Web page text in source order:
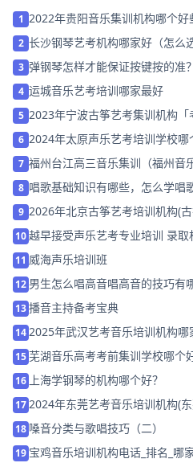
1 2022年贵阳音乐集训机构哪个好
2 长沙钢琴艺考机构哪家好（怎么
3 弹钢琴怎样才能保证按键按的准？
4 运城音乐艺考培训哪家最好
5 2023年宁波古筝艺考集训机构「
6 2024年太原声乐艺考培训学校哪
7 福州台江高三音乐集训（福州音
8 唱歌基础知识有哪些，怎么学唱
9 2026年北京古筝艺考培训机构(
10越早接受声乐艺考专业培训 录取
11 威海声乐培训班
12 男生怎么唱高音唱高音的技巧有
13播音主持备考宝典
14 2025年武汉艺考音乐培训机构哪
15芜湖音乐高考考前集训学校哪个
16 上海学钢琴的机构哪个好？
17 2024年东莞艺考音乐培训机构(
18 嗓音分类与歌唱技巧（二）
19 宝鸡音乐培训机构电话_排名_哪